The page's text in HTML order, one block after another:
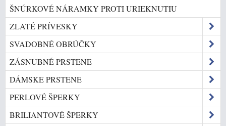
ŠNÚRKOVÉ NÁRAMKY PROTI URIEKNUTIU
ZLATÉ PRÍVESKY
SVADOBNÉ OBRÚČKY
ZÁSNUBNÉ PRSTENE
DÁMSKE PRSTENE
PERLOVÉ ŠPERKY
BRILIANTOVÉ ŠPERKY